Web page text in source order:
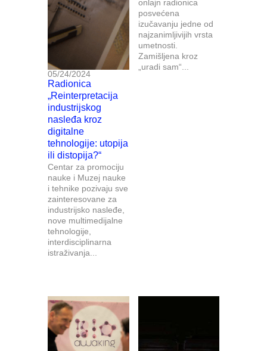
05/24/2024
Radionica
„Reinterpretacija
industrijskog
nasleđa kroz
digitalne
tehnologije: utopija
ili distopija?“
Centar za promociju
nauke i Muzej nauke
i tehnike pozivaju sve
zainteresovane za
industrijsko nasleđe,
nove multimedijalne
tehnologije,
interdisciplinarna
istraživanja...
onlajn radionica
posvećena
izučavanju jedne od
najzanimljivijih vrsta
umetnosti.
Zamišljena kroz
„uradi sam“...